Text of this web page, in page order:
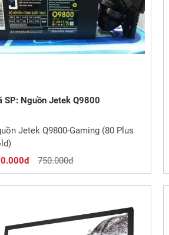
SP: Nguồn Jetek Q9800
Jetek Q9800-Gaming (80 Plus
750.000đ